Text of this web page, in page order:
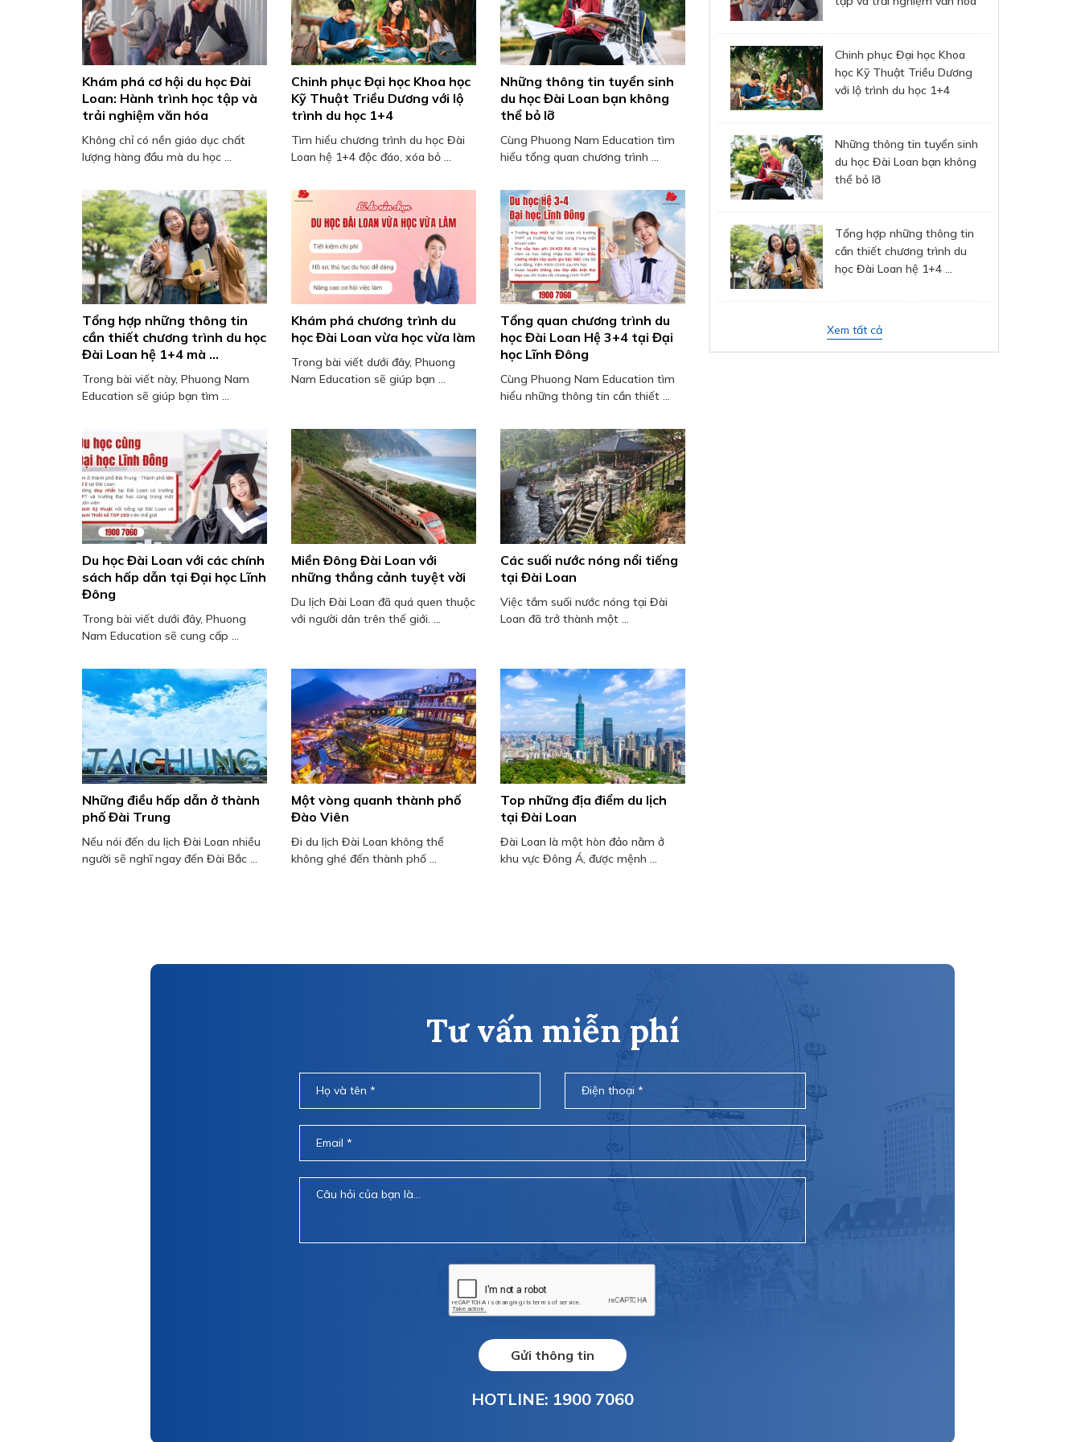
Khám phá cơ hội du học Đài
Loan: Hành trình học tập và
trải nghiệm văn hóa
Không chỉ có nền giáo dục chất
lượng hàng đầu mà du học ...
Chinh phục Đại học Khoa học
Kỹ Thuật Triều Dương với lộ
trình du học 1+4
Tìm hiểu chương trình du học Đài
Loan hệ 1+4 độc đáo, xóa bỏ ...
Những thông tin tuyển sinh
du học Đài Loan bạn không
thể bỏ lỡ
Cùng Phuong Nam Education tìm
hiểu tổng quan chương trình ...
Tổng hợp những thông tin
cần thiết chương trình du học
Đài Loan hệ 1+4 mà ...
Trong bài viết này, Phuong Nam
Education sẽ giúp bạn tìm ...
Khám phá chương trình du
học Đài Loan vừa học vừa làm
Trong bài viết dưới đây, Phuong
Nam Education sẽ giúp bạn ...
Tổng quan chương trình du
học Đài Loan Hệ 3+4 tại Đại
học Lĩnh Đông
Cùng Phuong Nam Education tìm
hiểu những thông tin cần thiết ...
Du học Đài Loan với các chính
sách hấp dẫn tại Đại học Lĩnh
Đông
Trong bài viết dưới đây, Phuong
Nam Education sẽ cung cấp ...
Miền Đông Đài Loan với
những thắng cảnh tuyệt vời
Du lịch Đài Loan đã quá quen thuộc
với người dân trên thế giới. ...
Các suối nước nóng nổi tiếng
tại Đài Loan
Việc tắm suối nước nóng tại Đài
Loan đã trở thành một ...
Những điều hấp dẫn ở thành
phố Đài Trung
Nếu nói đến du lịch Đài Loan nhiều
người sẽ nghĩ ngay đến Đài Bắc ...
Một vòng quanh thành phố
Đào Viên
Đi du lịch Đài Loan không thể
không ghé đến thành phố ...
Top những địa điểm du lịch
tại Đài Loan
Đài Loan là một hòn đảo nằm ở
khu vực Đông Á, được mệnh ...
Chinh phục Đại học Khoa
học Kỹ Thuật Triều Dương
với lộ trình du học 1+4
Những thông tin tuyển sinh
du học Đài Loan bạn không
thể bỏ lỡ
Tổng hợp những thông tin
cần thiết chương trình du
học Đài Loan hệ 1+4 ...
Xem tất cả
Tư vấn miễn phí
Gửi thông tin
HOTLINE: 1900 7060